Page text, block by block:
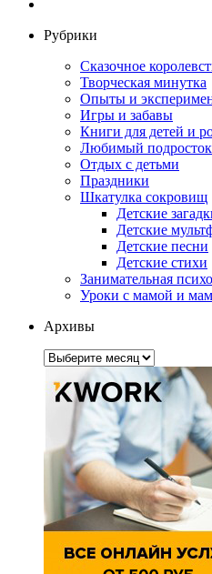
Рубрики
Сказочное
Творческая минутка
Опыты и
Игры и забавы
Книги для детей и
Любимый подросток
Отдых с детьми
Праздники
Шкатулка сокровищ
Детские
Детские
Детские песни
Детские стихи
Занимательная
Уроки с мамой и
Архивы
Архивы